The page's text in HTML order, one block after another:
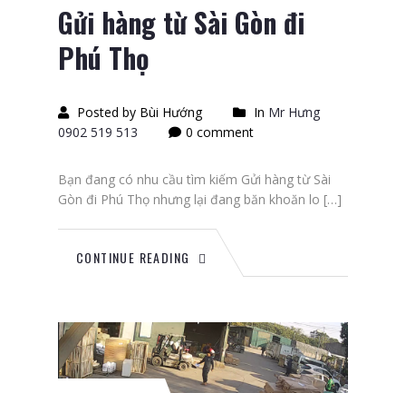
Gửi hàng từ Sài Gòn đi
Phú Thọ
Posted by Bùi Hướng In Mr Hưng
0902 519 513
0 comment
Bạn đang có nhu cầu tìm kiếm Gửi hàng từ Sài
Gòn đi Phú Thọ nhưng lại đang băn khoăn lo […]
CONTINUE READING